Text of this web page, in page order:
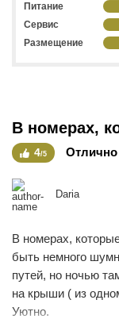
Питание
Сервис
Размещение
В номерах,
4/5 Отлично
Daria
В номерах,
быть немного
путей, но ночью
на крыши ( из
Уютно.